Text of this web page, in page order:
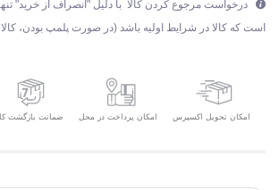
درخواست مرجوع کردن کالا با دلیل "انصراف از خرید"
است که کالا در شرایط اولیه باشد (در صورت پلمپ بودن، کالا
امکان تحویل اکسپرس امکان پرداخت در محل ضمانت بازگشت